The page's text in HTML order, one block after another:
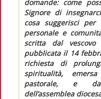
domande: come
Signore di
cosa suggerisci
personale e
scritta dal vescovo
pubblicata il 14
richiesta di
spiritualità,
pastorale, e
dell’assemblea